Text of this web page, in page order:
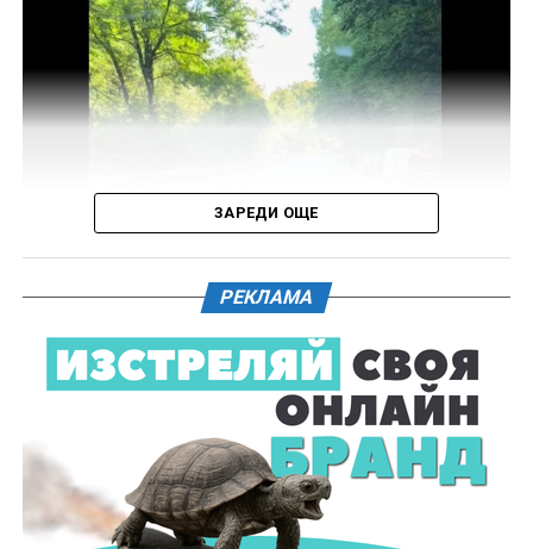
средства, с евентуално последвало
компрометиране на пътната настилка.
Във връзка с изясняване на този въпрос предстои
назначаване на химическа експертиза на иззети в
Действията по разследването продължават под
ръководството на Окръжна прокуратура – Габрово.
61-годишен мъж от севлиевското село Шумата
загуби живота след като катастрофира с мотор.
Тежкият инцидент е станал в събота, 1 август, около
10.00 часа в прохода Шипка. По данни на полицията
мотористът е самокатастрофирал.
На място незабавно е бил изпратен полицейски
екип, който установил самоличността на водача. Той
ЗАРЕДИ ОЩЕ
РЕКЛАМА